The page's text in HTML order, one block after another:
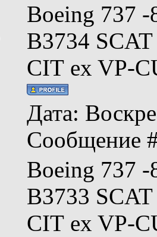
Boeing 737
B3734
CIT ex VP-
Дата:
Сообщение
Boeing 737
B3733
CIT ex VP-